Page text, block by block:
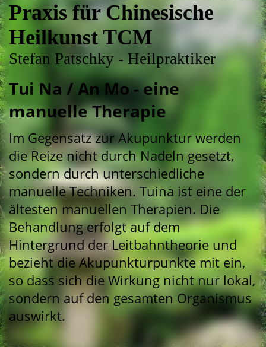
Praxis für Chinesische
Heilkunst TCM
Stefan Patschky - Heilpraktiker
Tui Na / An Mo - eine
manuelle Therapie
Im Gegensatz zur Akupunktur werden
die Reize nicht durch Nadeln gesetzt,
sondern durch unterschiedliche
manuelle Techniken. Tuina ist eine der
ältesten manuellen Therapien. Die
Behandlung erfolgt auf dem
Hintergrund der Leitbahntheorie und
bezieht die Akupunkturpunkte mit ein,
so dass sich die Wirkung nicht nur lokal,
sondern auf den gesamten Organismus
auswirkt.